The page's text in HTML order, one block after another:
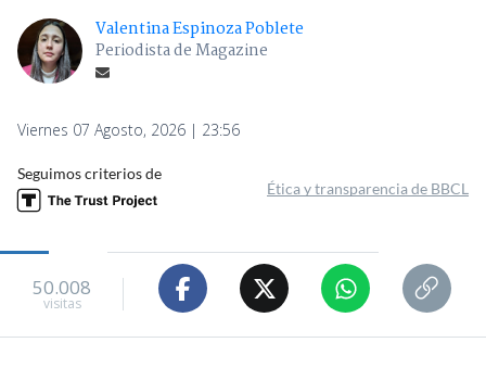
Valentina Espinoza Poblete
Periodista de Magazine
Viernes 07 Agosto, 2026 | 23:56
Seguimos criterios de
Ética y transparencia de BBCL
50.008
visitas